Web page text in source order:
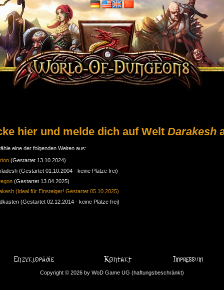
hier und melde dich auf Welt Darakesh
eine der folgenden Welten aus:
(Gestartet 13.10.2024)
(Gestartet 01.10.2004 - keine Plätze frei)
(Gestartet 13.04.2025)
(Ideal für Einsteiger! Gestartet 05.10.2025)
(Gestartet 02.12.2014 - keine Plätze frei)
Copyright © 2026 by WoD Game UG (haftungsbeschränkt)